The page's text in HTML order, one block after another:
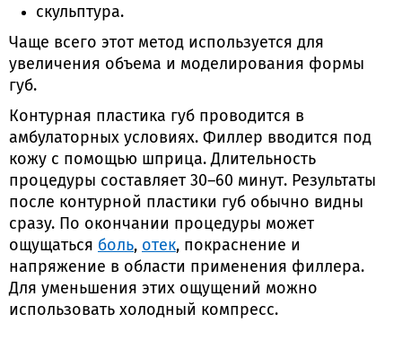
скульптура.
Чаще всего этот метод используется для
увеличения объема и моделирования формы
губ.
Контурная пластика губ проводится в
амбулаторных условиях. Филлер вводится под
кожу с помощью шприца. Длительность
процедуры составляет 30–60 минут. Результаты
после контурной пластики губ обычно видны
сразу. По окончании процедуры может
ощущаться боль, отек, покраснение и
напряжение в области применения филлера.
Для уменьшения этих ощущений можно
использовать холодный компресс.